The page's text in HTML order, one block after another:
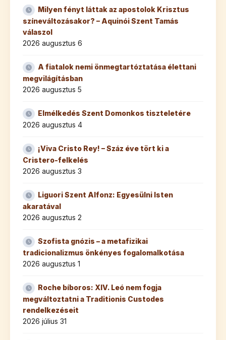
Milyen fényt láttak az apostolok Krisztus
színeváltozásakor? – Aquinói Szent Tamás
válaszol
2026 augusztus 6
A fiatalok nemi önmegtartóztatása élettani
megvilágításban
2026 augusztus 5
Elmélkedés Szent Domonkos tiszteletére
2026 augusztus 4
¡Viva Cristo Rey! – Száz éve tört ki a
Cristero-felkelés
2026 augusztus 3
Liguori Szent Alfonz: Egyesülni Isten
akaratával
2026 augusztus 2
Szofista gnózis – a metafizikai
tradicionalizmus önkényes fogalomalkotása
2026 augusztus 1
Roche bíboros: XIV. Leó nem fogja
megváltoztatni a Traditionis Custodes
rendelkezéseit
2026 július 31